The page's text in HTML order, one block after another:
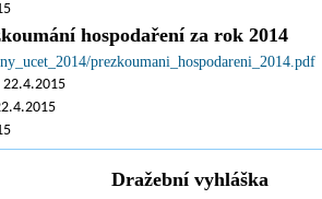
hospodaření za rok 2014
prezkoumani_hospodareni_2014.pdf
22.4.2015
Dražební vyhláška